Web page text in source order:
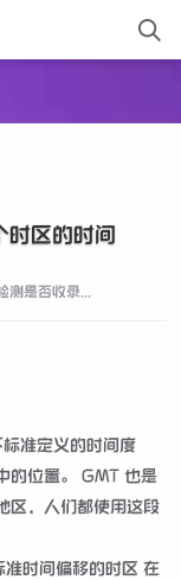
区的时间
测是否收录...
准定义的时间度
的位置。 GMT 也是
区，人们都使用这段
时间偏移的时区 在